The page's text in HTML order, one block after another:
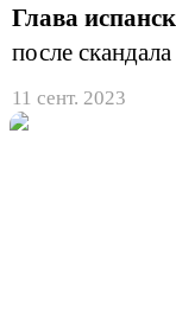
Глава
после
11 сент. 2023